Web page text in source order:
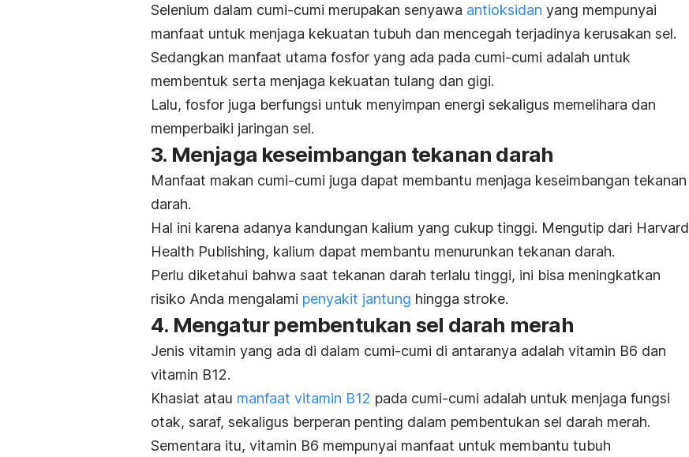
Selenium dalam cumi-cumi merupakan senyawa antioksidan yang mempunyai
manfaat untuk menjaga kekuatan tubuh dan mencegah terjadinya kerusakan sel.
Sedangkan manfaat utama fosfor yang ada pada cumi-cumi adalah untuk
membentuk serta menjaga kekuatan tulang dan gigi.
Lalu, fosfor juga berfungsi untuk menyimpan energi sekaligus memelihara dan
memperbaiki jaringan sel.
3. Menjaga keseimbangan tekanan darah
Manfaat makan cumi-cumi juga dapat membantu menjaga keseimbangan tekanan
darah.
Hal ini karena adanya kandungan kalium yang cukup tinggi. Mengutip dari Harvard
Health Publishing, kalium dapat membantu menurunkan tekanan darah.
Perlu diketahui bahwa saat tekanan darah terlalu tinggi, ini bisa meningkatkan
risiko Anda mengalami penyakit jantung hingga stroke.
4. Mengatur pembentukan sel darah merah
Jenis vitamin yang ada di dalam cumi-cumi di antaranya adalah vitamin B6 dan
vitamin B12.
Khasiat atau manfaat vitamin B12 pada cumi-cumi adalah untuk menjaga fungsi
otak, saraf, sekaligus berperan penting dalam pembentukan sel darah merah.
Sementara itu, vitamin B6 mempunyai manfaat untuk membantu tubuh